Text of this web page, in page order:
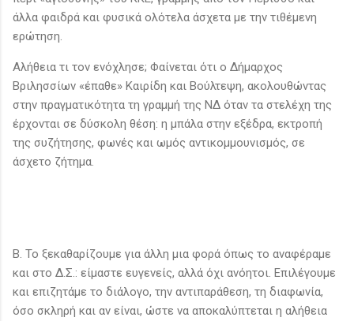
άλλα φαιδρά και φυσικά ολότελα άσχετα με την τιθέμενη
ερώτηση.
Αλήθεια τι τον ενόχλησε; Φαίνεται ότι ο Δήμαρχος
Βριλησσίων «έπαθε» Καιρίδη και Βούλτεψη, ακολουθώντας
στην πραγματικότητα τη γραμμή της ΝΔ όταν τα στελέχη της
έρχονται σε δύσκολη θέση: η μπάλα στην εξέδρα, εκτροπή
της συζήτησης, φωνές και ωμός αντικομμουνισμός, σε
άσχετο ζήτημα.
Β. Το ξεκαθαρίζουμε για άλλη μια φορά όπως το αναφέραμε
και στο Δ.Σ.: είμαστε ευγενείς, αλλά όχι ανόητοι. Επιλέγουμε
και επιζητάμε το διάλογο, την αντιπαράθεση, τη διαφωνία,
όσο σκληρή και αν είναι, ώστε να αποκαλύπτεται η αλήθεια